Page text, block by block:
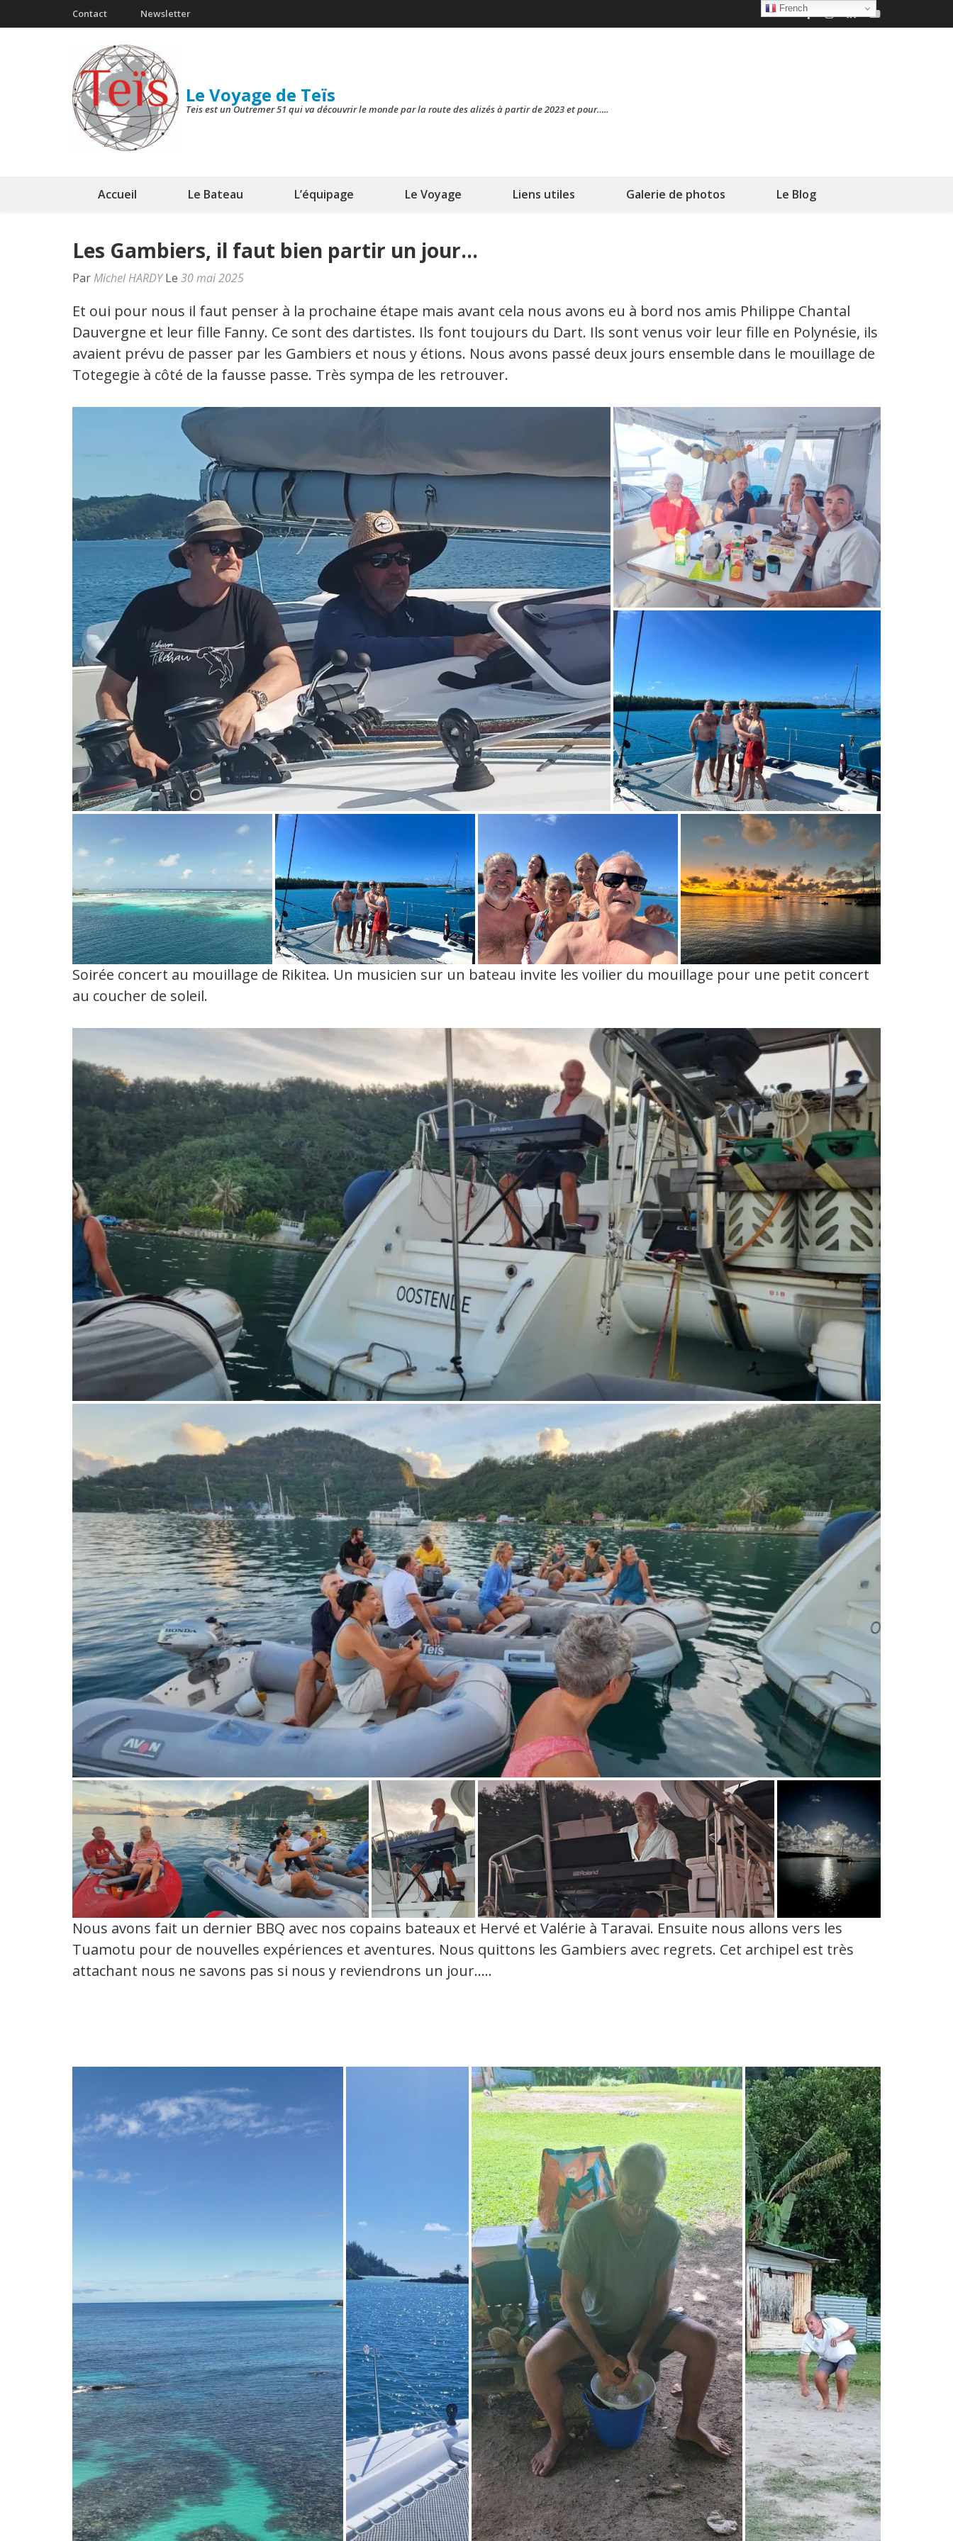
au
Contact Newsletter
Le Voyage de Teïs
Teis est un Outremer 51 qui va découvrir le monde par la route des alizés à partir de 2023 et pour…..
Accueil Le Bateau L’équipage Le Voyage Liens utiles Galerie de photos Le Blog
Les Gambiers, il faut bien partir un jour…
ParMichel HARDYLe 30 mai 2025
Et oui pour nous il faut penser à la prochaine étape mais avant cela nous avons eu à bord nos amis Philippe Chantal
Dauvergne et leur fille Fanny. Ce sont des dartistes. Ils font toujours du Dart. Ils sont venus voir leur fille en Polynésie, ils
avaient prévu de passer par les Gambiers et nous y étions. Nous avons passé deux jours ensemble dans le mouillage de
Totegegie à côté de la fausse passe. Très sympa de les retrouver.
Soirée concert au mouillage de Rikitea. Un musicien sur un bateau invite les voilier du mouillage pour une petit concert
au coucher de soleil.
Nous avons fait un dernier BBQ avec nos copains bateaux et Hervé et Valérie à Taravai. Ensuite nous allons vers les
Tuamotu pour de nouvelles expériences et aventures. Nous quittons les Gambiers avec regrets. Cet archipel est très
attachant nous ne savons pas si nous y reviendrons un jour…..
French